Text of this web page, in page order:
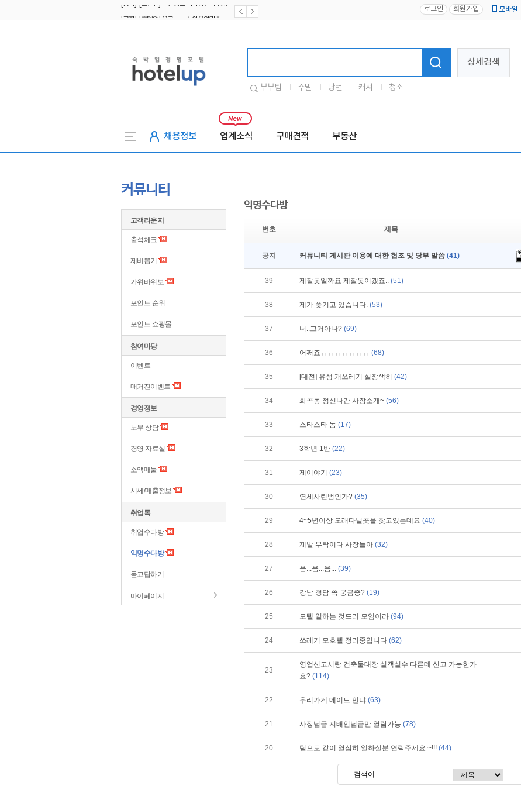
로그인 회원가입 모바일
상세검색
부부팀 주말 당번 캐셔 청소
채용정보 업계소식 구매견적 부동산
커뮤니티
고객라운지
출석체크
제비뽑기
가위바위보
포인트 순위
포인트 쇼핑몰
참여마당
이벤트
매거진이벤트
경영정보
노무 상담
경영 자료실
소액매물
시세/매출정보
취업톡
취업수다방
익명수다방
묻고답하기
마이페이지
익명수다방
번호 제목
공지 커뮤니티 게시판 이용에 대한 협조 및 당부 말씀 (41)
39 제잘못일까요 제잘못이겠죠.. (51)
38 제가 쫒기고 있습니다. (53)
37 너..그거아나? (69)
36 어쩌죠ㅠㅠㅠㅠㅠㅠㅠ (68)
35 [대전] 유성 개쓰레기 실장색히 (42)
34 화곡동 정신나간 사장소개~ (56)
33 스타스타 놈 (17)
32 3학년 1반 (22)
31 제이야기 (23)
30 연세사린범인가? (35)
29 4~5년이상 오래다닐곳을 찾고있는데요 (40)
28 제발 부탁이다 사장들아 (32)
27 음...음...음... (39)
26 강남 청담 쪽 궁금증? (19)
25 모텔 일하는 것드리 모임이라 (94)
24 쓰레기 모호텔 정리중입니다 (62)
23
영업신고서랑 건축물대장 실객실수 다른데 신고 가능한가
요? (114)
22 우리가게 메이드 언냐 (63)
21 사장님급 지배인님급만 열람가능 (78)
20 팀으로 같이 열심히 일하실분 연락주세요 ~!!! (44)